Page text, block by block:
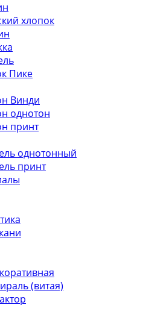
хлопок
Пике
Винди
однотон
принт
однотонный
принт
(витая)